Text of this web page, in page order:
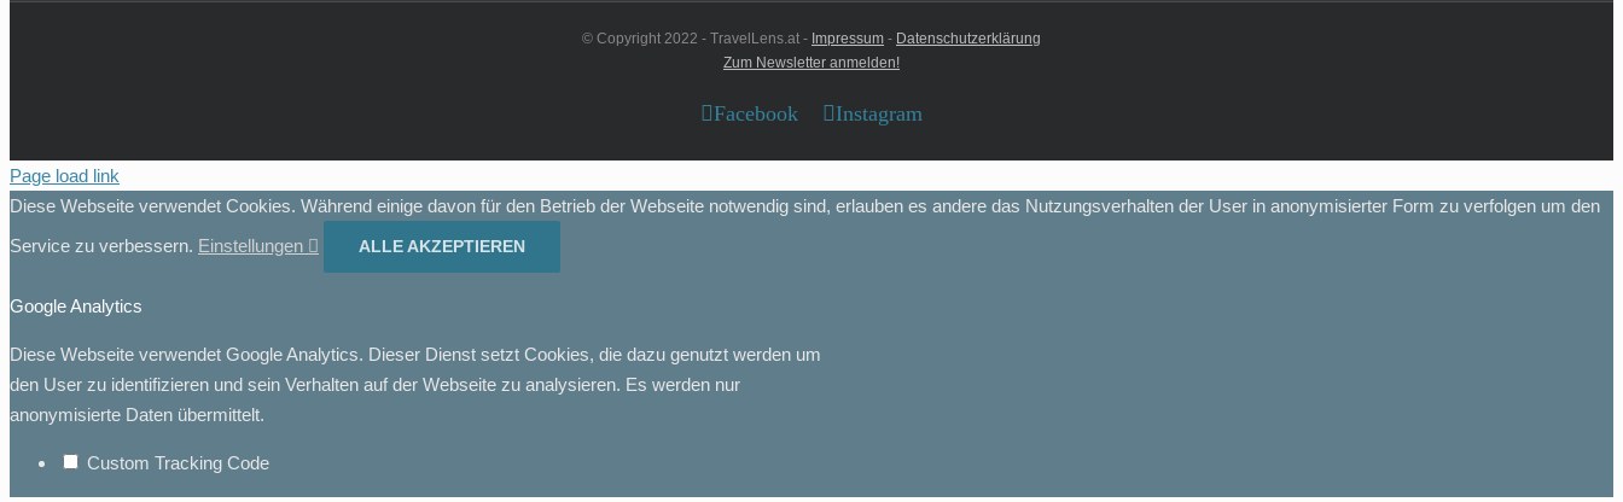
© Copyright 2022 - TravelLens.at - Impressum - Datenschutzerklärung
Zum Newsletter anmelden!
Facebook Instagram
Page load link
Diese Webseite verwendet Cookies. Während einige davon für den Betrieb der Webseite notwendig sind, erlauben es andere das Nutzungsverhalten der User in anonymisierter Form zu verfolgen um den
Service zu verbessern. Einstellungen ALLE AKZEPTIEREN
Google Analytics
Diese Webseite verwendet Google Analytics. Dieser Dienst setzt Cookies, die dazu genutzt werden um
den User zu identifizieren und sein Verhalten auf der Webseite zu analysieren. Es werden nur
anonymisierte Daten übermittelt.
Custom Tracking Code